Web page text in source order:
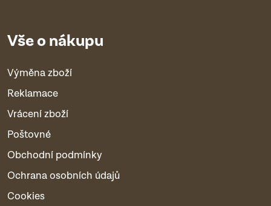
Vše o nákupu
Výměna zboží
Reklamace
Vrácení zboží
Poštovné
Obchodní podmínky
Ochrana osobních údajů
Cookies